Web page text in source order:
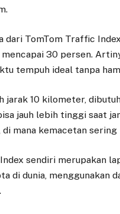
dari TomTom Traffic
30 persen.
tempuh ideal tanpa
jarak 10 kilometer,
jauh lebih tinggi saat
di mana kemacetan
sendiri merupakan
di dunia, menggunakan